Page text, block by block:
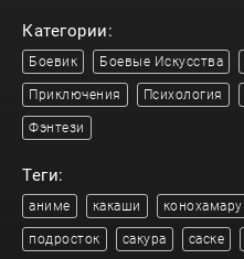
Категории:
Боевик Боевые Искусства
Приключения Психология
Фэнтези
Теги:
аниме какаши конохамару
подросток сакура саске